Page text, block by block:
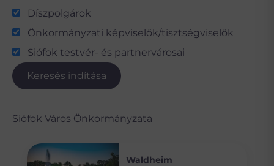
Díszpolgárok
Önkormányzati képviselők/tisztségviselők
Siófok testvér- és partnervárosai
Keresés indítása
Siófok Város Önkormányzata
Waldheim